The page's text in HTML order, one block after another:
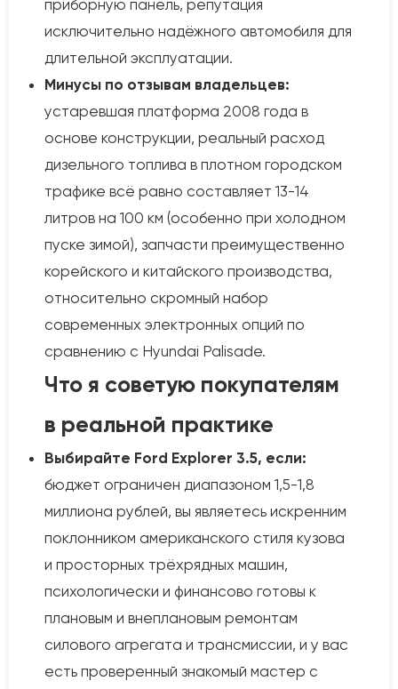
приборную панель, репутация
исключительно надёжного автомобиля для
длительной эксплуатации.
Минусы по отзывам владельцев:
устаревшая платформа 2008 года в
основе конструкции, реальный расход
дизельного топлива в плотном городском
трафике всё равно составляет 13-14
литров на 100 км (особенно при холодном
пуске зимой), запчасти преимущественно
корейского и китайского производства,
относительно скромный набор
современных электронных опций по
сравнению с Hyundai Palisade.
Что я советую покупателям
в реальной практике
Выбирайте Ford Explorer 3.5, если:
бюджет ограничен диапазоном 1,5-1,8
миллиона рублей, вы являетесь искренним
поклонником американского стиля кузова
и просторных трёхрядных машин,
психологически и финансово готовы к
плановым и внеплановым ремонтам
силового агрегата и трансмиссии, и у вас
есть проверенный знакомый мастер с